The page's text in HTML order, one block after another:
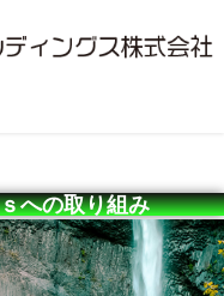
への取り組み